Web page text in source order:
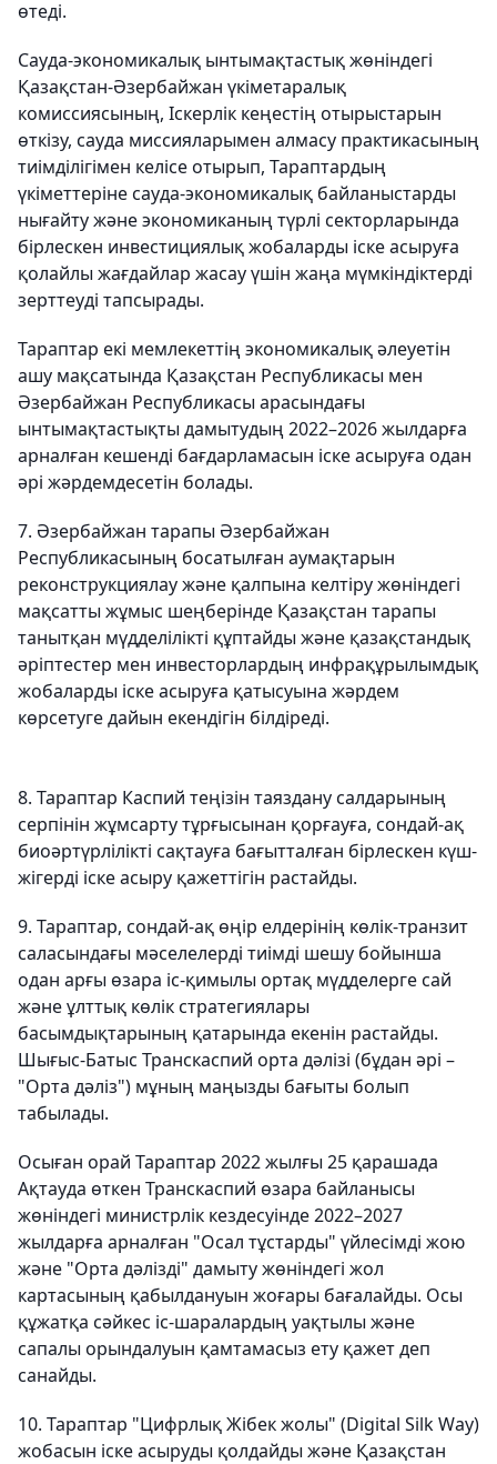
өтеді.
Сауда-экономикалық ынтымақтастық жөніндегі
Қазақстан-Әзербайжан үкіметаралық
комиссиясының, Іскерлік кеңестің отырыстарын
өткізу, сауда миссияларымен алмасу практикасының
тиімділігімен келісе отырып, Тараптардың
үкіметтеріне сауда-экономикалық байланыстарды
нығайту және экономиканың түрлі секторларында
бірлескен инвестициялық жобаларды іске асыруға
қолайлы жағдайлар жасау үшін жаңа мүмкіндіктерді
зерттеуді тапсырады.
Тараптар екі мемлекеттің экономикалық әлеуетін
ашу мақсатында Қазақстан Республикасы мен
Әзербайжан Республикасы арасындағы
ынтымақтастықты дамытудың 2022–2026 жылдарға
арналған кешенді бағдарламасын іске асыруға одан
әрі жәрдемдесетін болады.
7. Әзербайжан тарапы Әзербайжан
Республикасының босатылған аумақтарын
реконструкциялау және қалпына келтіру жөніндегі
мақсатты жұмыс шеңберінде Қазақстан тарапы
танытқан мүдделілікті құптайды және қазақстандық
әріптестер мен инвесторлардың инфрақұрылымдық
жобаларды іске асыруға қатысуына жәрдем
көрсетуге дайын екендігін білдіреді.
8. Тараптар Каспий теңізін таяздану салдарының
серпінін жұмсарту тұрғысынан қорғауға, сондай-ақ
биоәртүрлілікті сақтауға бағытталған бірлескен күш-
жігерді іске асыру қажеттігін растайды.
9. Тараптар, сондай-ақ өңір елдерінің көлік-транзит
саласындағы мәселелерді тиімді шешу бойынша
одан арғы өзара іс-қимылы ортақ мүдделерге сай
және ұлттық көлік стратегиялары
басымдықтарының қатарында екенін растайды.
Шығыс-Батыс Транскаспий орта дәлізі (бұдан әрі –
"Орта дәліз") мұның маңызды бағыты болып
табылады.
Осыған орай Тараптар 2022 жылғы 25 қарашада
Ақтауда өткен Транскаспий өзара байланысы
жөніндегі министрлік кездесуінде 2022–2027
жылдарға арналған "Осал тұстарды" үйлесімді жою
және "Орта дәлізді" дамыту жөніндегі жол
картасының қабылдануын жоғары бағалайды. Осы
құжатқа сәйкес іс-шаралардың уақтылы және
сапалы орындалуын қамтамасыз ету қажет деп
санайды.
10. Тараптар "Цифрлық Жібек жолы" (Digital Silk Way)
жобасын іске асыруды қолдайды және Қазақстан